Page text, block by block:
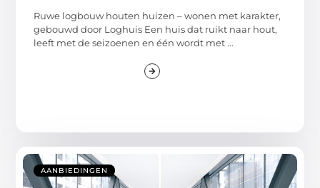
Ruwe logbouw houten huizen – wonen met karakter,
gebouwd door Loghuis Een huis dat ruikt naar hout,
leeft met de seizoenen en één wordt met ...
AANBIEDINGEN